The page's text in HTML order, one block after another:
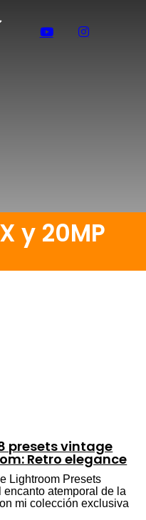
y 20MP
presets vintage
Retro elegance
Lightroom Presets
encanto atemporal de la
mi colección exclusiva